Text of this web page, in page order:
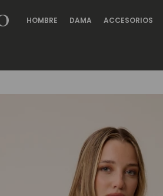
HOMBRE DAMA ACCESORIOS